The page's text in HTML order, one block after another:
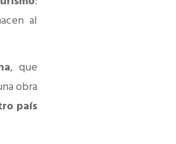
al
, que
obra
país